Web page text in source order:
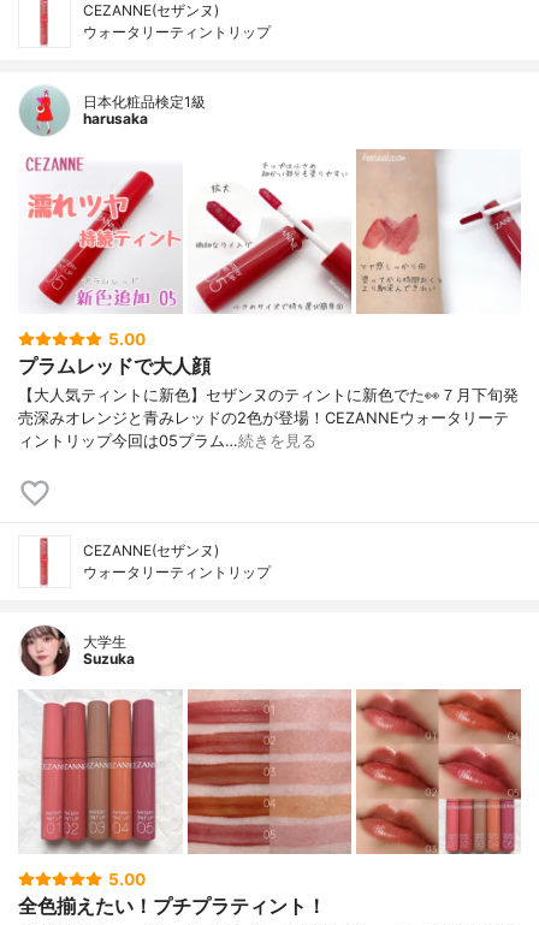
CEZANNE(セザンヌ)
ウォータリーティントリップ
日本化粧品検定1級
harusaka
5.00
プラムレッドで大人顔
【大人気ティントに新色】セザンヌのティントに新色でた👀７月下旬発
売深みオレンジと青みレッドの2色が登場！CEZANNEウォータリーテ
ィントリップ今回は05プラム…続きを見る
CEZANNE(セザンヌ)
ウォータリーティントリップ
大学生
Suzuka
5.00
全色揃えたい！プチプラティント！